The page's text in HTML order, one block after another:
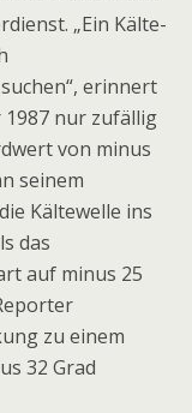
„Ein Kälte-
erinnert
nur zufällig
von minus
seinem
Kältewelle ins
das
auf minus 25
zu einem
32 Grad